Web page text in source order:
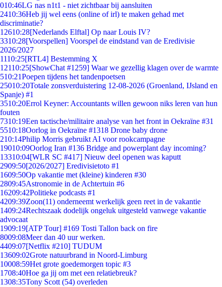
010:46LG nas n1t1 - niet zichtbaar bij aansluiten
2410:36Heb jij wel eens (online of irl) te maken gehad met
discriminatie?
12610:28[Nederlands Elftal] Op naar Louis IV?
3310:28[Voorspellen] Voorspel de eindstand van de Eredivisie
2026/2027
1110:25[RTL4] Bestemming X
12110:25[ShowChat #1259] Waar we gezellig klagen over de warmte
510:21Poepen tijdens het tandenpoetsen
25010:20Totale zonsverduistering 12-08-2026 (Groenland, IJsland en
Spanje) #1
3510:20Errol Keyner: Accountants willen gewoon niks leren van hun
fouten
7310:19Een tactische/militaire analyse van het front in Oekraïne #31
5510:18Oorlog in Oekraïne #1318 Drone baby drone
210:14Philip Morris gebruikt AI voor rookcampagne
19010:09Oorlog Iran #136 Bridge and powerplant day incoming?
13310:04[WLR SC #417] Nieuw deel openen was kaputt
2909:50[2026/2027] Eredivisietoto #1
1609:50Op vakantie met (kleine) kinderen #30
2809:45Astronomie in de Achtertuin #6
16209:42Politieke podcasts #1
4209:39Zoon(11) onderneemt werkelijk geen reet in de vakantie
1409:24Rechtszaak dodelijk ongeluk uitgesteld vanwege vakantie
advocaat
1909:19[ATP Tour] #169 Tosti Tallon back on fire
8009:08Meer dan 40 uur werken.
4409:07[Netflix #210] TUDUM
13609:02Grote natuurbrand in Noord-Limburg
10008:59Het grote goedemorgen topic #3
1708:40Hoe ga jij om met een relatiebreuk?
1308:35Tony Scott (54) overleden